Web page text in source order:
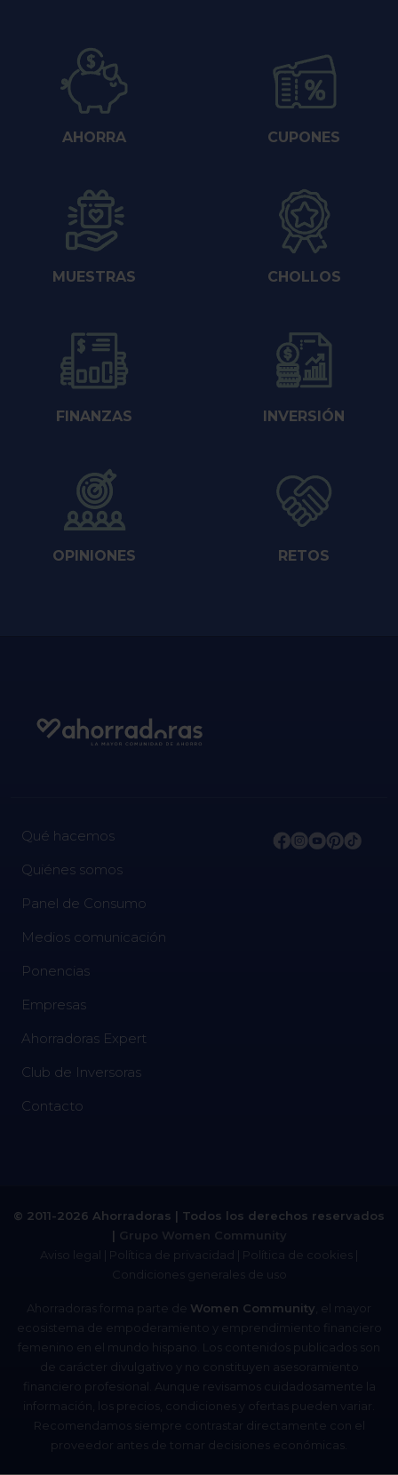
AHORRA CUPONES
MUESTRAS CHOLLOS
FINANZAS INVERSIÓN
OPINIONES RETOS
Qué hacemos
Quiénes somos
Panel de Consumo
Medios comunicación
Ponencias
Empresas
Ahorradoras Expert
Club de Inversoras
Contacto
© 2011-2026 Ahorradoras | Todos los derechos reservados
| Grupo Women Community
Aviso legal
Política de privacidad Política de cookies
Condiciones generales de uso
Ahorradoras forma parte de Women Community , el mayor
ecosistema de empoderamiento y emprendimiento financiero
femenino en el mundo hispano. Los contenidos publicados son
de carácter divulgativo y no constituyen asesoramiento
financiero profesional. Aunque revisamos cuidadosamente la
información, los precios, condiciones y ofertas pueden variar.
Recomendamos siempre contrastar directamente con el
proveedor antes de tomar decisiones económicas.